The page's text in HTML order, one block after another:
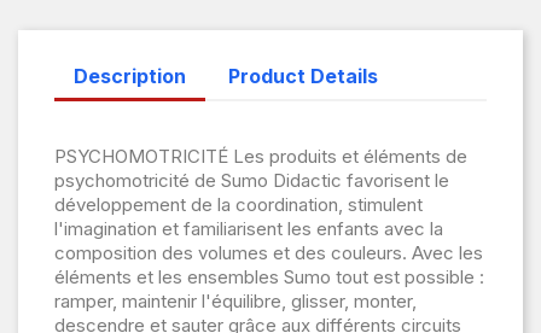
Description Product Details
PSYCHOMOTRICITÉ Les produits et éléments de
psychomotricité de Sumo Didactic favorisent le
développement de la coordination, stimulent
l'imagination et familiarisent les enfants avec la
composition des volumes et des couleurs. Avec les
éléments et les ensembles Sumo tout est possible :
ramper, maintenir l'équilibre, glisser, monter,
descendre et sauter grâce aux différents circuits